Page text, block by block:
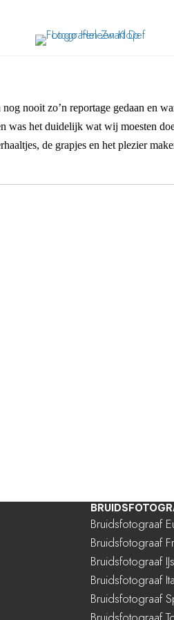
nooit zo’n reportage gedaan en
was het duidelijk wat wij moesten
de grapjes en het plezier
Bruidsfotograaf
Bruidsfotograaf
Bruidsfotograaf
Bruidsfotograaf
Bruidsfotograaf